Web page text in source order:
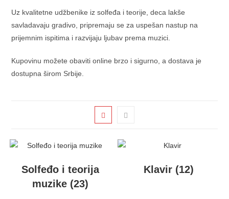
Uz kvalitetne udžbenike iz solfeđa i teorije, deca lakše
savladavaju gradivo, pripremaju se za uspešan nastup na
prijemnim ispitima i razvijaju ljubav prema muzici.
Kupovinu možete obaviti online brzo i sigurno, a dostava je
dostupna širom Srbije.
Solfeđo i teorija
muzike (23)
Klavir (12)